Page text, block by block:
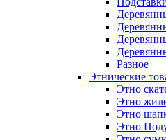
Разное
Этнические
Этно
Этно
Этно
Этно